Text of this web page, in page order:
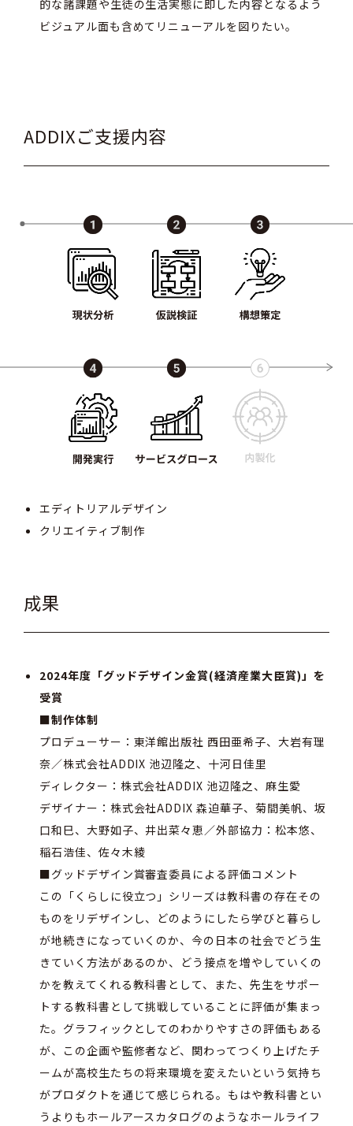
的な諸課題や生徒の生活実態に即した内容となるよう
ビジュアル面も含めてリニューアルを図りたい。
ADDIXご支援内容
エディトリアルデザイン
クリエイティブ制作
成果
2024年度「グッドデザイン金賞(経済産業大臣賞)」を
受賞
■制作体制
プロデューサー：東洋館出版社 西田亜希子、大岩有理
奈／株式会社ADDIX 池辺隆之、十河日佳里
ディレクター：株式会社ADDIX 池辺隆之、麻生愛
デザイナー：株式会社ADDIX 森迫華子、菊間美帆、坂
口和巳、大野如子、井出菜々恵／外部協力：松本悠、
稲石浩佳、佐々木綾
■グッドデザイン賞審査委員による評価コメント
この「くらしに役立つ」シリーズは教科書の存在その
ものをリデザインし、どのようにしたら学びと暮らし
が地続きになっていくのか、今の日本の社会でどう生
きていく方法があるのか、どう接点を増やしていくの
かを教えてくれる教科書として、また、先生をサポー
トする教科書として挑戦していることに評価が集まっ
た。グラフィックとしてのわかりやすさの評価もある
が、この企画や監修者など、関わってつくり上げたチ
ームが高校生たちの将来環境を変えたいという気持ち
がプロダクトを通じて感じられる。もはや教科書とい
うよりもホールアースカタログのようなホールライフ